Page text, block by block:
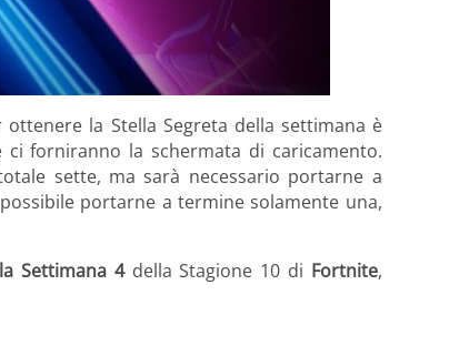
la Stella Segreta della settimana è
forniranno la schermata di caricamento.
sette, ma sarà necessario portarne a
portarne a termine solamente una,
Settimana 4della Stagione 10 di Fortnite,